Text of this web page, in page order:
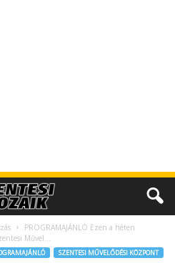
PROGRAMAJÁNLÓ Ezen a héten
Művel…
SZENTESI MŰVELŐDÉSI KÖZPONT